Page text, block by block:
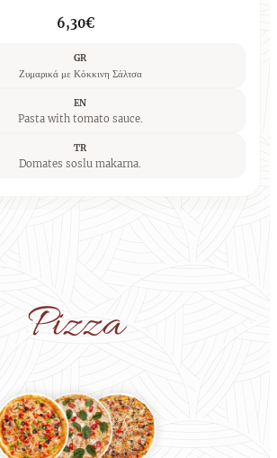
6,30€
GR
Ζυμαρικά με Κόκκινη Σάλτσα
EN
Pasta with tomato sauce.
TR
Domates soslu makarna.
Pizza